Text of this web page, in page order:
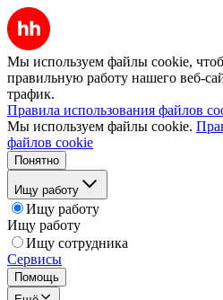
Мы используем файлы cookie,
правильную работу нашего веб-
трафик.
Правила использования файлов
Мы используем файлы cookie.
файлов cookie
Понятно
Ищу работу
Ищу работу
Ищу работу
Ищу сотрудника
Сервисы
Помощь